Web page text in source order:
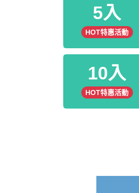
5入
HOT特惠活動
10入
HOT特惠活動